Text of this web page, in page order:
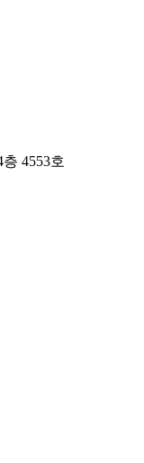
4553호